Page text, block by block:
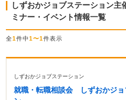
しずおかジョブステーション主
ミナー・イベント情報一覧
全1件中1〜1件表示
しずおかジョブステーション
就職・転職相談会 しずおかジョ